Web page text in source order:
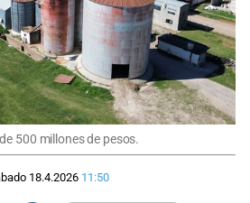
500 millones de pesos.
18.4.2026 11:50